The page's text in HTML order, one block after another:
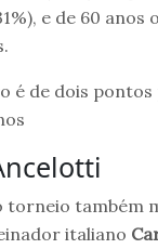
e de 60 anos
é de dois
torneio também
italiano